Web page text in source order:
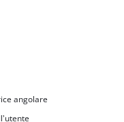
angolare